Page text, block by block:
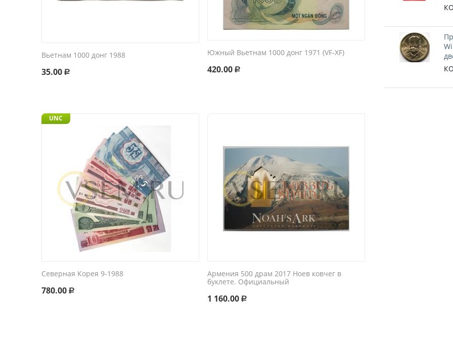
Вьетнам 1000 донг 1988
35.00 Р
Южный Вьетнам 1000 донг 1971 (VF-XF)
420.00 Р
UNC
Северная Корея 9-1988
780.00 Р
Армения 500 драм 2017 Ноев ковчег в
буклете. Официальный
1 160.00 Р